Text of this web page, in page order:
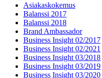
Asiakaskokemus
Balanssi 2017
Balanssi 2018
Brand Ambassador
Business Insight 02/2017
Business Insight 02/2021
Business Insight 03/2018
Business Insight 03/2019
Business Insight 03/2020